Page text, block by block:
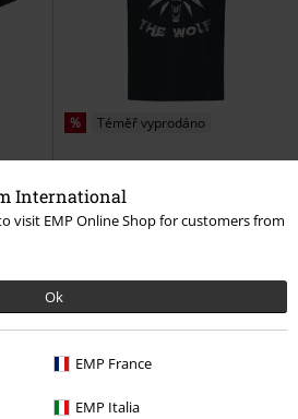
International
visit EMP Online Shop for customers from
Ok
EMP France
EMP Italia
% Téměř vyprodáno
School Of The Wolf
Tričko